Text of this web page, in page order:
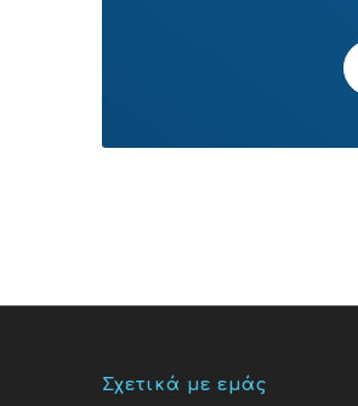
Σχετικά με εμάς